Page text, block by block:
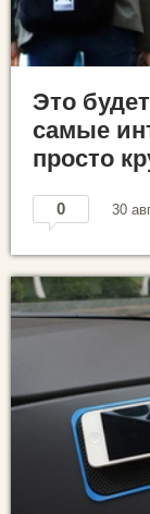
Это
самые
просто
0 30